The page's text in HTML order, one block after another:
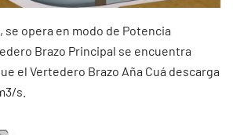
se opera en modo de Potencia
Brazo Principal se encuentra
el Vertedero Brazo Aña Cuá descarga
s.